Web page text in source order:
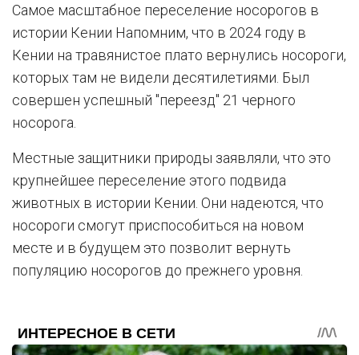
Самое масштабное переселение носорогов в
истории Кении Напомним, что в 2024 году в
Кении на травянистое плато вернулись носороги,
которых там не видели десятилетиями. Был
совершен успешный "переезд" 21 черного
носорога.
Местные защитники природы заявляли, что это
крупнейшее переселение этого подвида
животных в истории Кении. Они надеются, что
носороги смогут приспособиться на новом
месте и в будущем это позволит вернуть
популяцию носорогов до прежнего уровня.